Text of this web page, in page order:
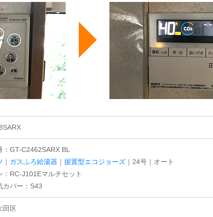
：GT-C2462SARX BL
｜ ガスふろ給湯器 ｜ 据置型エコジョーズ ｜24号｜オート
：RC-J101Eマルチセット
カバー：S43
田区